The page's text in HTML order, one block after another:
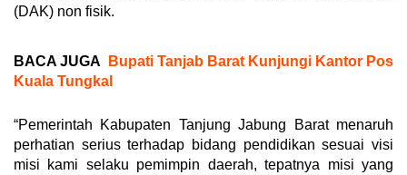
(DAK) non fisik.
BACA JUGA
Bupati Tanjab Barat Kunjungi Kantor Pos
Kuala Tungkal
“Pemerintah Kabupaten Tanjung Jabung Barat menaruh
perhatian serius terhadap bidang pendidikan sesuai visi
misi kami selaku pemimpin daerah, tepatnya misi yang